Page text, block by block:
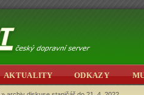
AKTUALITY ODKAZY